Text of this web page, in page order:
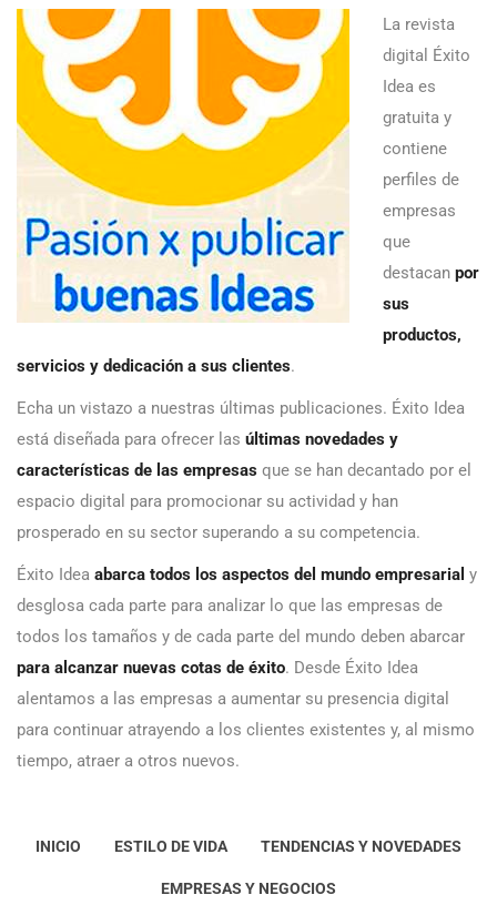
La revista
digital Éxito
Idea es
gratuita y
contiene
perfiles de
empresas
que
destacan por
sus
productos,
servicios y dedicación a sus clientes.
Echa un vistazo a nuestras últimas publicaciones. Éxito Idea
está diseñada para ofrecer las últimas novedades y
características de las empresas que se han decantado por el
espacio digital para promocionar su actividad y han
prosperado en su sector superando a su competencia.
Éxito Idea abarca todos los aspectos del mundo empresarial y
desglosa cada parte para analizar lo que las empresas de
todos los tamaños y de cada parte del mundo deben abarcar
para alcanzar nuevas cotas de éxito. Desde Éxito Idea
alentamos a las empresas a aumentar su presencia digital
para continuar atrayendo a los clientes existentes y, al mismo
tiempo, atraer a otros nuevos.
INICIO ESTILO DE VIDA TENDENCIAS Y NOVEDADES
EMPRESAS Y NEGOCIOS